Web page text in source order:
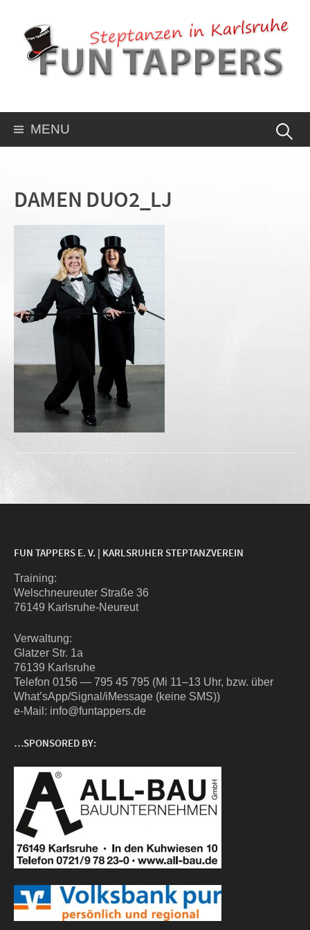
MENU
DAMEN DUO2_LJ
FUN TAPPERS E. V. | KARLSRUHER STEPTANZVEREIN
Trai­ning:
Wel­sch­neu­reu­ter Stra­ße 36
76149 Karlsruhe-Neureut
Ver­wal­tung:
Glat­zer Str. 1a
76139 Karlsruhe
Tele­fon 0156 — 795 45 795 (Mi 11–13 Uhr, bzw. über
What’sApp/Signal/iMessage (kei­ne SMS))
e‑Mail: info@funtappers.de
…SPONSORED BY: